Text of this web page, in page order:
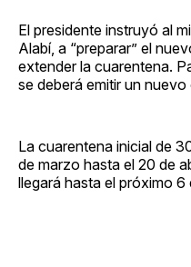
El presidente instruyó al
Alabí, a “preparar” el
extender la cuarentena.
se deberá emitir un nuevo
La cuarentena inicial de
de marzo hasta el 20 de
llegará hasta el próximo 6